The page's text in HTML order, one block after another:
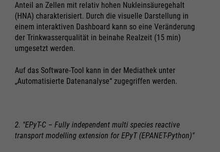
Anteil an Zellen mit relativ hohen Nukleinsäuregehalt
(HNA) charakterisiert. Durch die visuelle Darstellung in
einem interaktiven Dashboard kann so eine Veränderung
der Trinkwasserqualität in beinahe Realzeit (15 min)
umgesetzt werden.
Auf das Software-Tool kann in der Mediathek unter
„Automatisierte Datenanalyse“ zugegriffen werden.
2. "EPyT-C – Fully independent multi species reactive
transport modelling extension for EPyT (EPANET-Python)"